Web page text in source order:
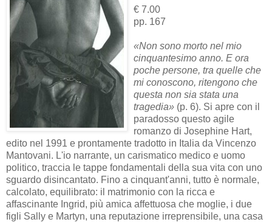
€ 7.00
pp. 167
«Non sono morto nel mio
cinquantesimo anno. E ora
poche persone, tra quelle che
mi conoscono, ritengono che
questa non sia stata una
tragedia» (p. 6). Si apre con il
paradosso questo agile
romanzo di Josephine Hart,
edito nel 1991 e prontamente tradotto in Italia da Vincenzo
Mantovani. L'io narrante, un carismatico medico e uomo
politico, traccia le tappe fondamentali della sua vita con uno
sguardo disincantato. Fino a cinquant'anni, tutto è normale,
calcolato, equilibrato: il matrimonio con la ricca e
affascinante Ingrid, più amica affettuosa che moglie, i due
figli Sally e Martyn, una reputazione irreprensibile, una casa